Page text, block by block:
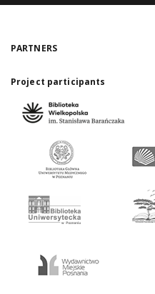
PARTNERS
Project participants